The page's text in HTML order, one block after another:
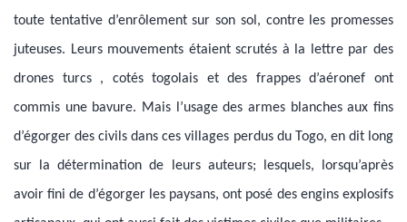
toute tentative d’enrôlement sur son sol, contre les promesses
juteuses. Leurs mouvements étaient scrutés à la lettre par des
drones turcs , cotés togolais et des frappes d’aéronef ont
commis une bavure. Mais l’usage des armes blanches aux fins
d’égorger des civils dans ces villages perdus du Togo, en dit long
sur la détermination de leurs auteurs; lesquels, lorsqu’après
avoir fini de d’égorger les paysans, ont posé des engins explosifs